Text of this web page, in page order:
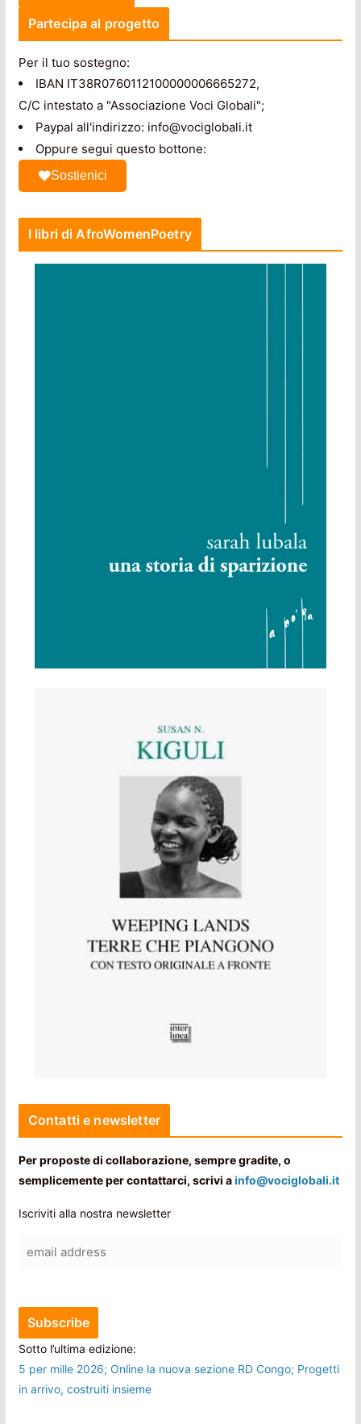
Partecipa al progetto
Per il tuo sostegno:
IBAN IT38R0760112100000006665272,
C/C intestato a "Associazione Voci Globali";
Paypal all'indirizzo: info@vociglobali.it
Oppure segui questo bottone:
Sostienici
I libri di AfroWomenPoetry
Contatti e newsletter
Per proposte di collaborazione, sempre gradite, o
semplicemente per contattarci, scrivi ainfo@vociglobali.it
Iscriviti alla nostra newsletter
Sotto l’ultima edizione:
5 per mille 2026; Online la nuova sezione RD Congo; Progetti
in arrivo, costruiti insieme